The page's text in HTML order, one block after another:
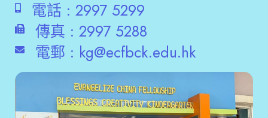
電話 : 2997 5299
傳真 : 2997 5288
電郵 : kg@ecfbck.edu.hk